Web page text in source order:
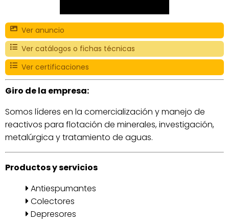
Ver anuncio
Ver catálogos o fichas técnicas
Ver certificaciones
Giro de la empresa:
Somos líderes en la comercialización y manejo de
reactivos para flotación de minerales, investigación,
metalúrgica y tratamiento de aguas.
Productos y servicios
Antiespumantes
Colectores
Depresores